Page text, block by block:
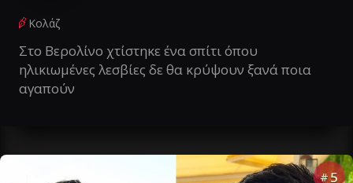
Κολάζ
Στο Βερολίνο χτίστηκε ένα σπίτι όπου
ηλικιωμένες λεσβίες δε θα κρύψουν ξανά ποια
αγαπούν
# 5